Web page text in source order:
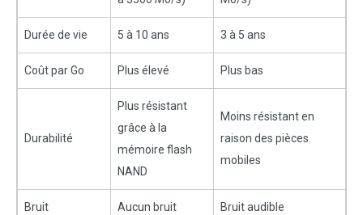
Durée de vie 5 à 10 ans 3 à 5 ans
Coût par Go Plus élevé Plus bas
Durabilité
Plus résistant
grâce à la
mémoire flash
NAND
Moins résistant en
raison des pièces
mobiles
Bruit Aucun bruit Bruit audible